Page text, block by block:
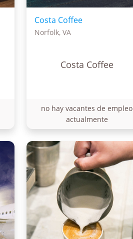
Costa Coffee
Norfolk, VA
Costa Coffee
no hay vacantes de empleo
actualmente